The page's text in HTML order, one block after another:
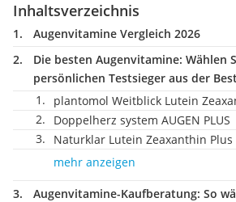
Inhaltsverzeichnis
Augenvitamine Vergleich 2026
Die besten Augenvitamine: Wählen
persönlichen Testsieger aus der
plantomol Weitblick Lutein
Doppelherz system AUGEN PLUS
Naturklar Lutein Zeaxanthin Plus
mehr anzeigen
Augenvitamine-Kaufberatung: So